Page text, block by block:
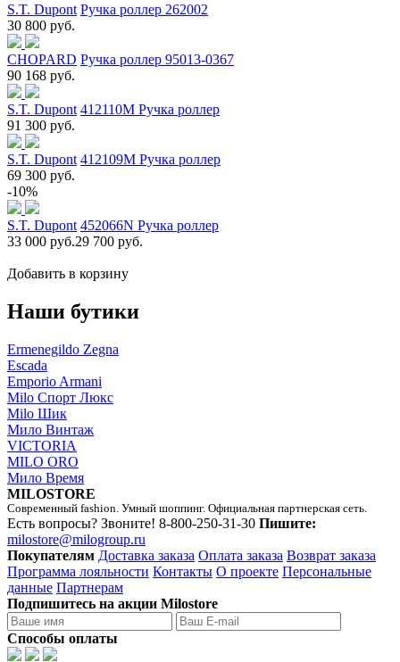
S.T. Dupont Ручка роллер 262002
30 800 руб.
CHOPARD Ручка роллер 95013-0367
90 168 руб.
S.T. Dupont 412110M Ручка роллер
91 300 руб.
S.T. Dupont 412109M Ручка роллер
69 300 руб.
-10%
S.T. Dupont 452066N Ручка роллер
33 000 руб.29 700 руб.
Добавить в корзину
Наши бутики
Ermenegildo Zegna
Escada
Emporio Armani
Milo Спорт Люкс
Milo Шик
Мило Винтаж
VICTORIA
MILO ORO
Мило Время
MILOSTORE
Современный fashion. Умный шоппинг. Официальная партнерская сеть.
Есть вопросы? Звоните! 8-800-250-31-30 Пишите:
milostore@milogroup.ru
Покупателям Доставка заказа Оплата заказа Возврат заказа
Программа лояльности Контакты О проекте Персональные
данные Партнерам
Подпишитесь на акции Milostore
Способы оплаты